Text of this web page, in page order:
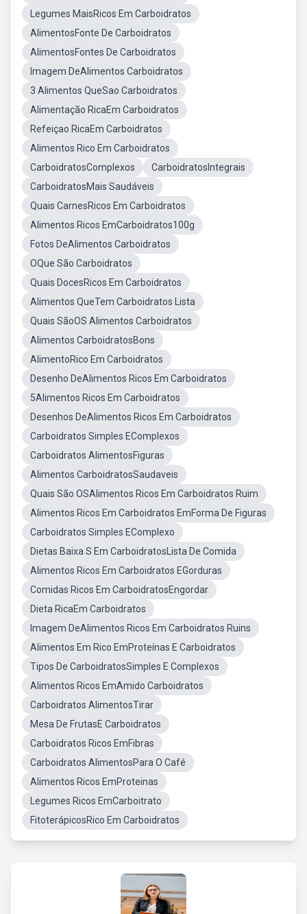
Legumes MaisRicos Em Carboidratos
AlimentosFonte De Carboidratos
AlimentosFontes De Carboidratos
Imagem DeAlimentos Carboidratos
3 Alimentos QueSao Carboidratos
Alimentação RicaEm Carboidratos
Refeiçao RicaEm Carboidratos
Alimentos Rico Em Carboidratos
CarboidratosComplexos
CarboidratosIntegrais
CarboidratosMais Saudáveis
Quais CarnesRicos Em Carboidratos
Alimentos Ricos EmCarboidratos100g
Fotos DeAlimentos Carboidratos
OQue São Carboidratos
Quais DocesRicos Em Carboidratos
Alimentos QueTem Carboidratos Lista
Quais SãoOS Alimentos Carboidratos
Alimentos CarboidratosBons
AlimentoRico Em Carboidratos
Desenho DeAlimentos Ricos Em Carboidratos
5Alimentos Ricos Em Carboidratos
Desenhos DeAlimentos Ricos Em Carboidratos
Carboidratos Simples EComplexos
Carboidratos AlimentosFiguras
Alimentos CarboidratosSaudaveis
Quais São OSAlimentos Ricos Em Carboidratos Ruim
Alimentos Ricos Em Carboidratos EmForma De Figuras
Carboidratos Simples EComplexo
Dietas Baixa S Em CarboidratosLista De Comida
Alimentos Ricos Em Carboidratos EGorduras
Comidas Ricos Em CarboidratosEngordar
Dieta RicaEm Carboidratos
Imagem DeAlimentos Ricos Em Carboidratos Ruins
Alimentos Em Rico EmProteínas E Carboidratos
Tipos De CarboidratosSimples E Complexos
Alimentos Ricos EmAmido Carboidratos
Carboidratos AlimentosTirar
Mesa De FrutasE Carboidratos
Carboidratos Ricos EmFibras
Carboidratos AlimentosPara O Café
Alimentos Ricos EmProteinas
Legumes Ricos EmCarboitrato
FitoterápicosRico Em Carboidratos